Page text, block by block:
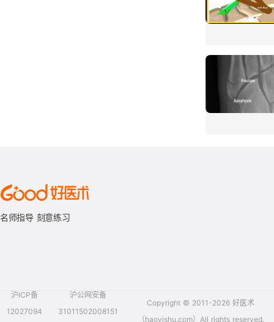
名师指导 刻意练习
沪ICP备
12027094
沪公网安备
31011502008151
Copyright © 2011-2026 好医术
（haoyishu.com）All rights reserved.